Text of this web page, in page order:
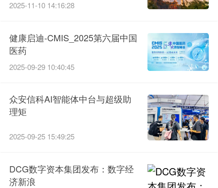
2025-11-10 14:16:28
健康启迪-CMIS_2025第六届中国
医药
2025-09-29 10:40:45
众安信科AI智能体中台与超级助
理矩
2025-09-25 15:49:25
DCG数字资本集团发布：数字经
济新浪